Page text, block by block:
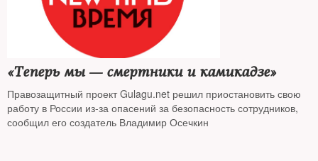
«Теперь мы — смертники и камикадзе»
Правозащитный проект Gulagu.net решил приостановить свою
работу в России из-за опасений за безопасность сотрудников,
сообщил его создатель Владимир Осечкин